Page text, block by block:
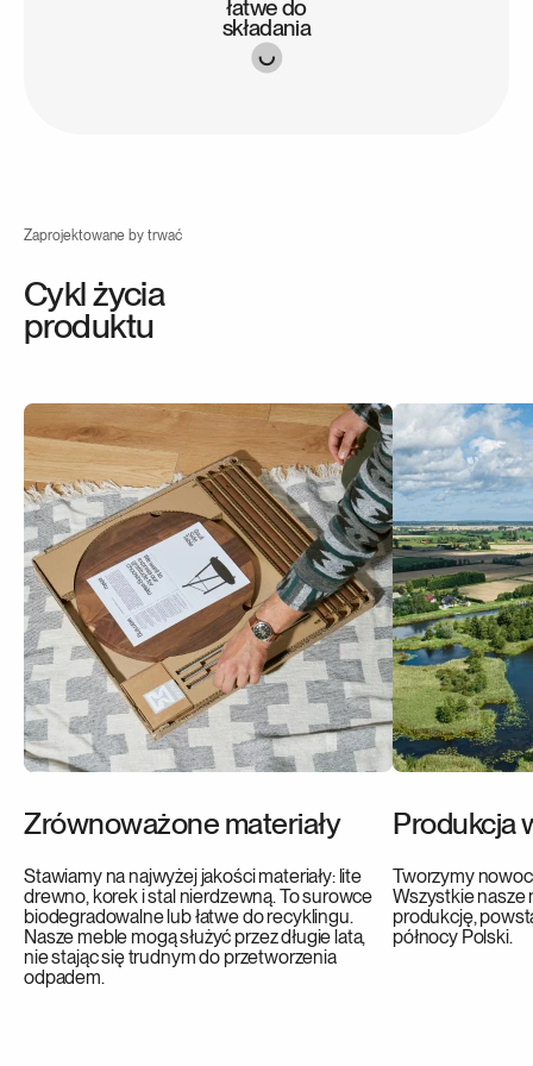
łatwe do
składania
Zaprojektowane by trwać
Cykl życia
produktu
Zrównoważone materiały
Stawiamy na najwyżej jakości materiały: lite
drewno, korek i stal nierdzewną. To surowce
biodegradowalne lub łatwe do recyklingu.
Nasze meble mogą służyć przez długie lata,
nie stając się trudnym do przetworzenia
odpadem.
Produkcja
Tworzymy
Wszystkie nasze
produkcję,
północy Polski.